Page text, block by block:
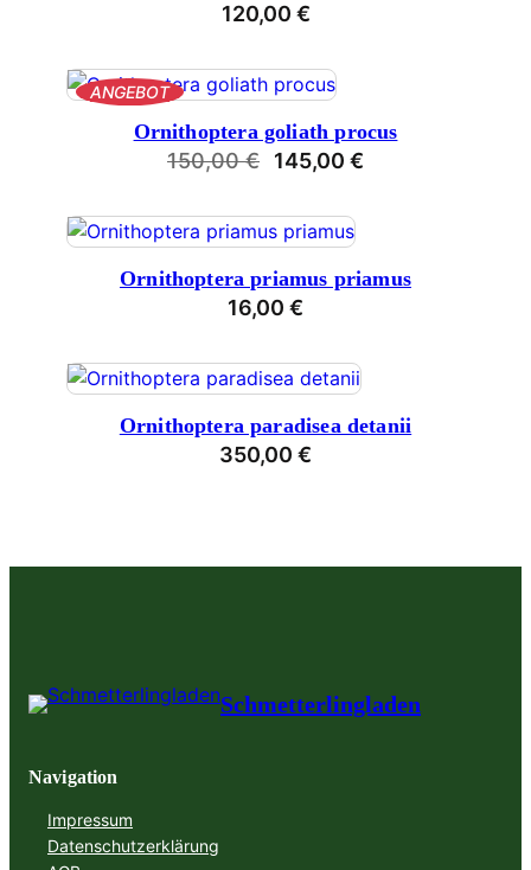
120,00 €
ANGEBOTPRODUKT
ANGEBOT
Ornithoptera goliath procus
150,00€
Ursprünglicher
war:
145,00 €
Ornithoptera priamus priamus
16,00 €
Ornithoptera paradisea detanii
350,00 €
Schmetterlingladen
Navigation
Impressum
Datenschutzerklärung